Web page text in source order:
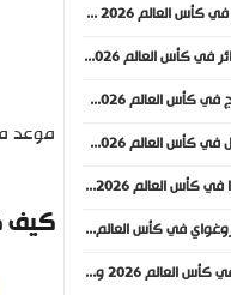
موعد
كيف
موعد مباراة النمسا والأردن في كأس العالم 2026 والقنوات الناقلة
موعد مباراة الأرجنتين والجزائر في كأس العالم 2026 والقنوات الناقلة
موعد مباراة العراق والنرويج في كأس العالم 2026 والقنوات الناقلة
موعد مباراة فرنسا والسنغال في كأس العالم 2026 والقنوات الناقلة
موعد مباراة إيران ونيوزيلندا في كأس العالم 2026 والقنوات الناقلة
موعد مباراة السعودية وأوروغواي في كأس العالم 2026 والقنوات الناقلة
موعد مباراة بلجيكا ومصر في كأس العالم 2026 والقنوات الناقلة